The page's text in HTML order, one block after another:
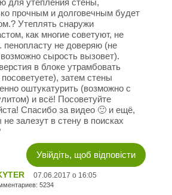
для утепления стены,
прочным и долговечным будет
Утеплять снаружи
как многие советуют, не
пенопласту не доверяю (не
сырость вызовет).
в блоке утрамбовать
затем стены
оштукатурить (возможно с
и всё! Посоветуйте
Спасибо за видео 🙂 и ещё,
не залезут в стену в поисках
Увійдіть, щоб відповісти
07.06.2017 о 16:05
5234